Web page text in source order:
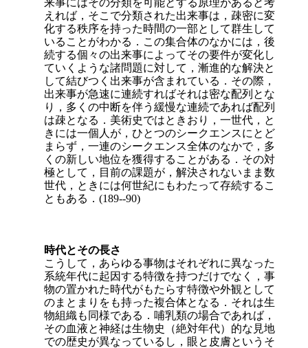
来事にはその分類を可能とする原理があると考
えれば，そこで分類された出来事は，疎密に変
化する秩序を持った時間の一部として群生して
いることがわかる．この集合体のなかには，後
続する個々の出来事によってその要件が変化し
ていくような諸問題に対して，漸進的な解決と
して結びつく出来事が含まれている．その際，
出来事が急速に連続すればそれは密な配列とな
り，多くの中断を伴う緩慢な連続であれば配列
は疎となる．美術史ではときおり，一世代，と
きには一個人が，ひとつのシークエンスにとど
まらず，一連のシークエンス全体のなかで，多
くの新しい地位を獲得することがある．その対
極として，目前の課題が，解決されないまま数
世代，ときには何世紀にもわたって存続するこ
ともある．(189--90)
時代とその長さ
こうして，あらゆる事物はそれぞれに異なった
系統年代に起因する特徴を持つだけでなく，事
物の置かれた時代がもたらす特徴や外観として
のまとまりをも持った複合体となる．それは生
物組織も同様である．哺乳類の場合であれば，
その血液と神経は生物史（絶対年代）的な見地
での歴史が異なっているし，眼と皮膚というそ